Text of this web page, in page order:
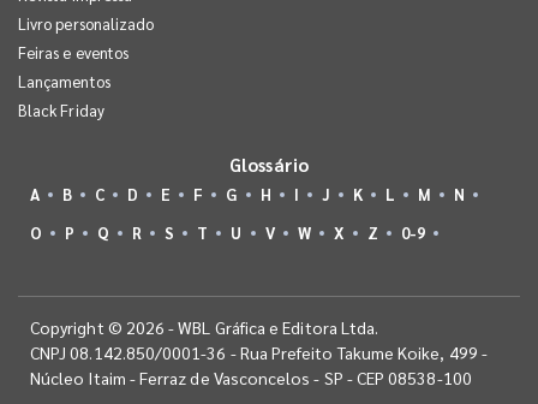
Livro personalizado
Feiras e eventos
Lançamentos
Black Friday
Glossário
A B C D E F G H I J K L M
N
O
P Q R S T U V W X Z 0-9
Copyright © 2026 - WBL Gráfica e Editora Ltda.
CNPJ 08.142.850/0001-36 - Rua Prefeito Takume Koike, 499 -
Núcleo Itaim - Ferraz de Vasconcelos - SP - CEP 08538-100